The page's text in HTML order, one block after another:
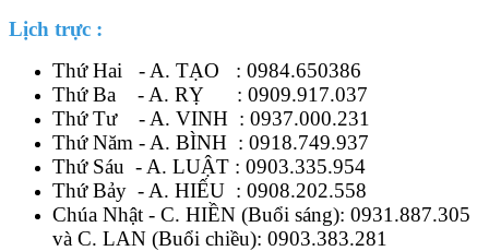
Lịch trực :
Thứ Hai - A. TẠO : 0984.650386
Thứ Ba - A. RỴ : 0909.917.037
Thứ Tư - A. VINH : 0937.000.231
Thứ Năm - A. BÌNH : 0918.749.937
Thứ Sáu - A. LUẬT : 0903.335.954
Thứ Bảy - A. HIẾU : 0908.202.558
Chúa Nhật - C. HIỀN (Buổi sáng): 0931.887.305
và C. LAN (Buổi chiều): 0903.383.281